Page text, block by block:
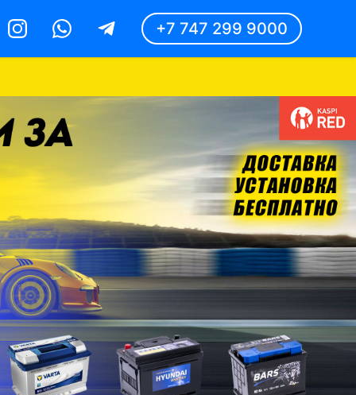
InstagramWhatsappTelegram +7 747 299 9000